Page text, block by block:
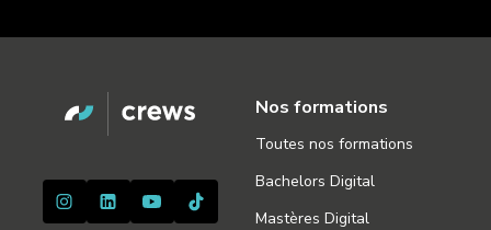
Nos formations
Toutes nos formations
Bachelors Digital
Mastères Digital